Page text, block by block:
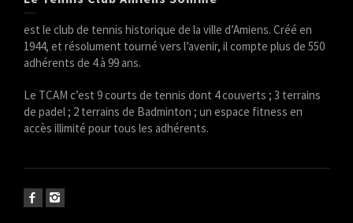
est le club de tennis historique de la ville d’Amiens. Créé en
1944, et résolument tourné vers l’avenir, il compte plus de 550
adhérents de 4 à 99 ans.
Le TCAM c’est 9 courts de tennis dont 4 couverts ; 3 terrains
de padel ; 2 terrains de Badminton ; un espace fitness en
accès illimité pour tous les adhérents.